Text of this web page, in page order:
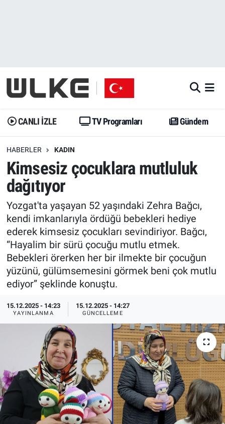
CANLI İZLE TV Programları Gündem
HABERLER KADIN
Kimsesiz çocuklara mutluluk
dağıtıyor
Yozgat'ta yaşayan 52 yaşındaki Zehra Bağcı,
kendi imkanlarıyla ördüğü bebekleri hediye
ederek kimsesiz çocukları sevindiriyor. Bağcı,
“Hayalim bir sürü çocuğu mutlu etmek.
Bebekleri örerken her bir ilmekte bir çocuğun
yüzünü, gülümsemesini görmek beni çok mutlu
ediyor” şeklinde konuştu.
15.12.2025 - 14:23
YAYINLANMA
15.12.2025 - 14:27
GÜNCELLEME
Gündem
Dünya
Erişim Bilgileri
Ekonomi
Trend
Özel Haberler
Yazarlar
Gündem
Trend
Erişim Bilgileri
Spor
Ekonomi
Dünya
Medya
Erişim Bilgileri
Sağlık
Teknoloji
İstanbul Namaz Vakitleri
Trafik Durumu
Erişim Bilgileri
Tüm Manşetler
Son Dakika Haberleri
Haber Arşivi